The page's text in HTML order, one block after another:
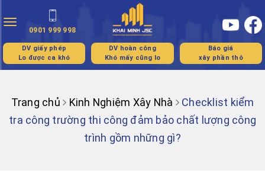
Toggle
navigation
0901 999 998
DV giấy phép
Lo được ca khó
DV hoàn công
Khó mấy cũng lo
Báo giá
xây phần thô
Trang chủ Kinh Nghiệm Xây Nhà
Checklist kiểm
tra công trường thi công đảm bảo chất lượng công
trình gồm những gì?